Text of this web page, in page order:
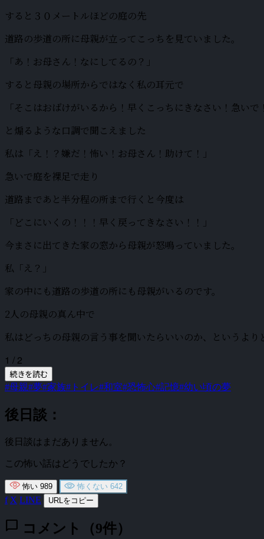
すると３０メートルほどの庭の先
道路の歩道の所に母親が立ってこっちを見ていました。
「あ！お母さん！なにしてるの？」
すると母親の場所からではなく私の耳元で
「そこはおばけがいるから！早くこっちにきなさい！急いで
と煽るような口調で聞こえました
私は「え！？嫌だ！怖い！お母さん！助けて！」
急いで庭を裸足で走り
道路まであと半分程の所まで行くと今度は
「どこにいくの！！！早く戻ってきなさい！！」
今まさに出てきた家の窓から母親が怒鳴っていました。
私「え？」
家の中にも道路の歩道の所にも母親がいるのです。
2人の母親の真ん中で
私はどっちの母親の言う事を聞いたらいいのか、というよ
1 / 2
続きを読む
#母親#夢#家族#トイレ#和室#恐怖心#記憶#幼い頃の夢
後日談：
後日談はまだありません。
この怖い話はどうでしたか？
怖い 989 怖くない 642
f X LINE URLをコピー
chat_bubble コメント（9件）